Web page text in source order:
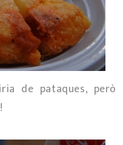
de pataques, però